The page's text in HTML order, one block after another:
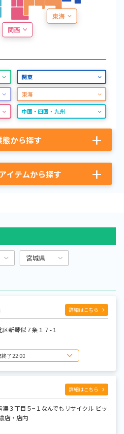
関東
東海
中国・四国・九州
態から探す
イテムから探す
貨・プラモデル）
宮城県
詳細はこちら
新琴似７条１７-１
営業終了 22:00
10:00~22:00
10:00~22:00
詳細はこちら
３丁目５−１なんでもリサイクル ビッ
店・店内